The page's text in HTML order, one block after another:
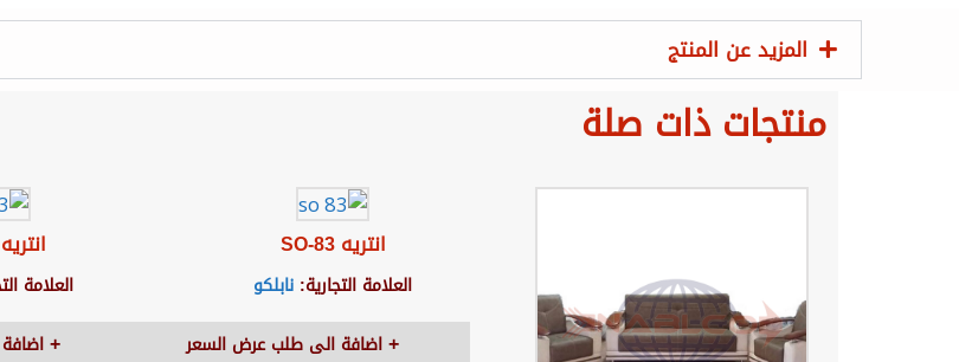
المزيد عن المنتج
منتجات ذات صلة
انتريه SO-83
العلامة التجارية: نابلكو
اضافة الى طلب عرض السعر
انتريه SO-53
العلامة